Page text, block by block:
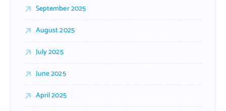
September 2025
August 2025
July 2025
June 2025
April 2025